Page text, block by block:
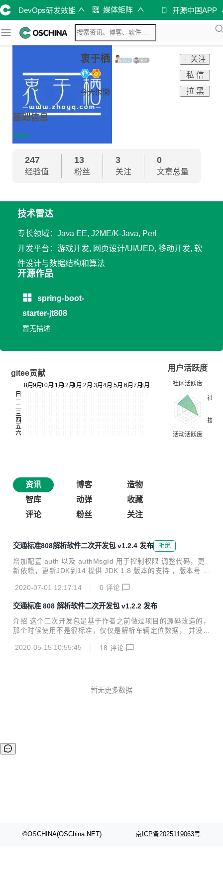
DevOps研发效能 媒体矩阵 开源中国APP
衷于栖
今天很懒
+ 关注
私 信
拉 黑
基础信息
247
经验值
13
粉丝
3
关注
0
文章总量
技术雷达
专长领域：Java EE, J2ME/K-Java, Perl
开发平台：游戏开发, 网页设计/UI/UED, 移动开发, 软
件设计与数据结构和算法
开源作品
spring-boot-
starter-jt808
暂无描述
gitee贡献
用户活跃度
资讯 博客
造物
智库
动弹
收藏
评论
粉丝 关注
交通标准808解析软件二次开发包 v1.2.4 发布 拒绝
增加配置 auth 以及 authMsgId 用于控制权限 调整代码，更
新依赖，更新JDK到14 提供 JDK 1.8 版本的支持 ，版本号 v
2020-07-01 12:17:14
0 评论
交通标准 808 解析软件二次开发包 v1.2.2 发布
介绍 这个二次开发包是基于作者之前做过项目的源码改造的，
那个时候使用不是很标准，仅仅是解析车辆定位数据， 并没有
码。 版本特性 20200512 v1.2.2 :boom: 兼容交通标准808协
v1.0.1 :boom: 处理分包粘包 :boom: 兼容交通标准808协议
2020-05-15 10:55:45 18 评论
暂无更多数据
©OSCHINA(OSChina.NET) 京ICP备2025119063号